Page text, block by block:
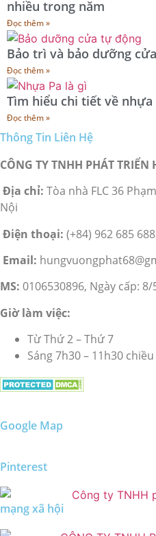
nhiều trong năm
Đọc thêm »
Bảo trì và bảo dưỡng
Đọc thêm »
Tìm hiểu chi tiết về nhựa
Đọc thêm »
Thông Tin Liên Hệ
CÔNG TY TNHH PHÁT
Địa chỉ: Tòa nhà FLC 36
Nội
Điện thoại: (+84) 962 685
Email:
MS: 0106530896, Ngày cấp:
Giờ làm việc:
Từ Thứ 2 – Thứ 7
Sáng 7h30 – 11h30
Google Map
Pinterest
mạng xã hội